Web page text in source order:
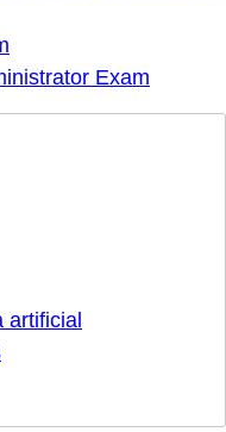
Exam
artificial